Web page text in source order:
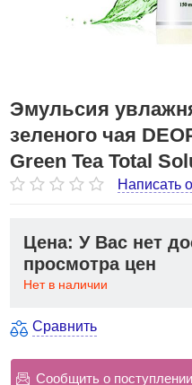
Эмульсия
зеленого чая
Green Tea Total
Написать
Цена: У Вас нет
просмотра цен
Нет в наличии
Сравнить
Сообщить о поступлении